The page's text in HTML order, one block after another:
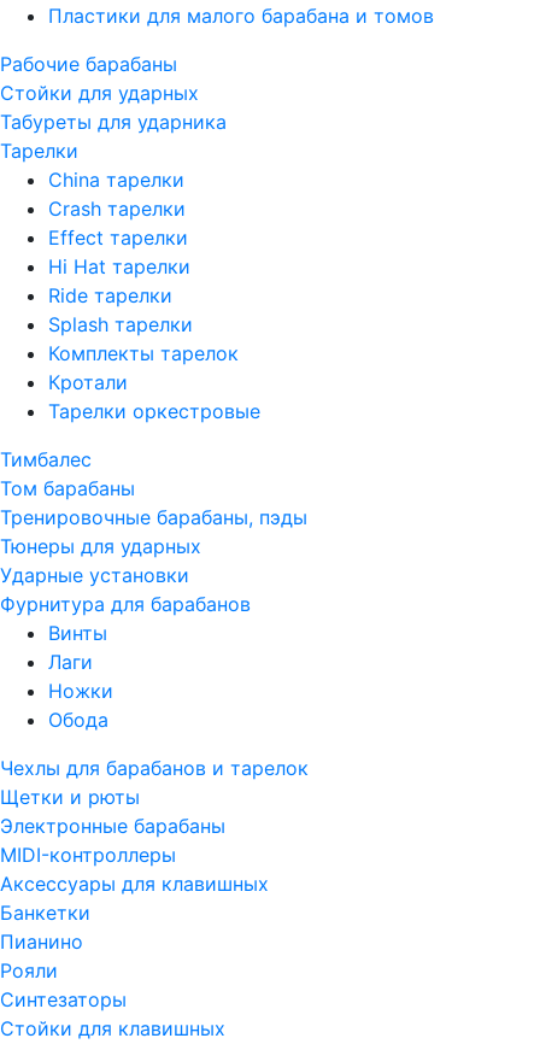
Пластики для малого барабана и томов
Рабочие барабаны
Стойки для ударных
Табуреты для ударника
Тарелки
China тарелки
Crash тарелки
Effect тарелки
Hi Hat тарелки
Ride тарелки
Splash тарелки
Комплекты тарелок
Кротали
Тарелки оркестровые
Тимбалес
Том барабаны
Тренировочные барабаны, пэды
Тюнеры для ударных
Ударные установки
Фурнитура для барабанов
Винты
Лаги
Ножки
Обода
Чехлы для барабанов и тарелок
Щетки и рюты
Электронные барабаны
MIDI-контроллеры
Аксессуары для клавишных
Банкетки
Пианино
Рояли
Синтезаторы
Стойки для клавишных